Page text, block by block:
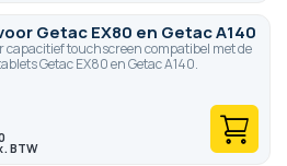
Getac EX80 en Getac A140
capacitief touchscreen compatibel met de
Getac EX80 en Getac A140.